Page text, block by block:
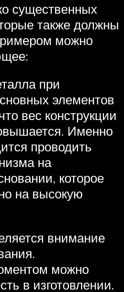
существенных
также должны
можно
при
элементов
вес конструкции
Именно
проводить
на
которое
на высокую
внимание
можно
в изготовлении.